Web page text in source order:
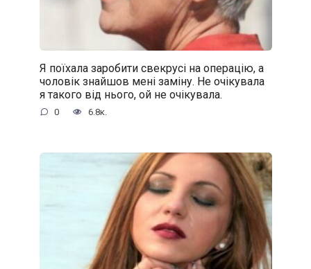
Я поїхала заробити свекрусі на операцію, а
чоловік знайшов мені заміну. Не очікувала
я такого від нього, ой не очікувала.
0 6.8к.